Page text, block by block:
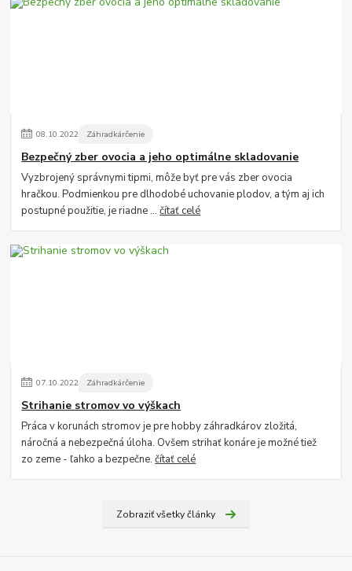
08.10.2022 Záhradkárčenie
Bezpečný zber ovocia a jeho optimálne skladovanie
Vyzbrojený správnymi tipmi, môže byť pre vás zber ovocia
hračkou. Podmienkou pre dlhodobé uchovanie plodov, a tým aj ich
postupné použitie, je riadne ...čítať celé
07.10.2022 Záhradkárčenie
Strihanie stromov vo výškach
Práca v korunách stromov je pre hobby záhradkárov zložitá,
náročná a nebezpečná úloha. Ovšem strihať konáre je možné tiež
zo zeme - ľahko a bezpečne.čítať celé
Zobraziť všetky články